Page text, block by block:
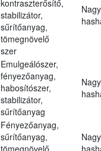
kontraszterősítő,
stabilizátor,
sűrítőanyag,
tömegnövelő
szer
Emulgeálószer,
fényezőanyag,
habosítószer,
stabilizátor,
sűrítőanyag
Fényezőanyag,
sűrítőanyag,
tömegnövelő